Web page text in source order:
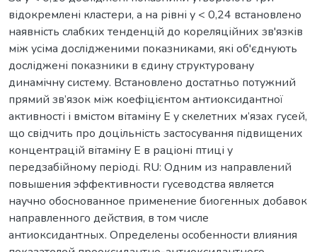
відокремлені кластери, а на рівні у < 0,24 встановлено
наявність слабких тенденцій до кореляційних зв'язків
між усіма дослідженими показниками, які об'єднують
досліджені показники в єдину структуровану
динамічну систему. Встановлено достатньо потужний
прямий зв’язок між коефіцієнтом антиоксидантної
активності і вмістом вітаміну Е у скелетних м’язах гусей,
що свідчить про доцільність застосування підвищених
концентрацій вітаміну Е в раціоні птиці у
передзабійному періоді. RU: Одним из направлений
повышения эффективности гусеводства является
научно обоснованное применение биогенных добавок
направленного действия, в том числе
антиоксидантных. Определены особенности влияния